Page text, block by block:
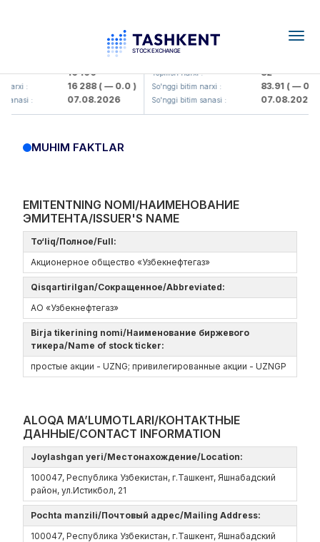
16 100
: 16 288( — 0.0 )
: 07.08.2026
KFSK (<Kafolat sug'urta
Yopilish narxi : 82
So'nggi bitim narxi : 83.91( — 0.0 )
So'nggi bitim sanasi : 07.08.2026
MUHIM FAKTLAR
EMITENTNING NOMI/НАИМЕНОВАНИЕ
ЭМИТЕНТА/ISSUER'S NAME
To‘liq/Полное/Full:
Акционерное общество «Узбекнефтегаз»
Qisqartirilgan/Сокращенное/Abbreviated:
АО «Узбекнефтегаз»
Birja tikerining nomi/Наименование биржевого
тикера/Name of stock ticker:
простые акции - UZNG; привилегированные акции - UZNGP
ALOQA MA’LUMOTLARI/КОНТАКТНЫЕ
ДАННЫЕ/CONTACT INFORMATION
Joylashgan yeri/Местонахождение/Location:
100047, Республика Узбекистан, г.Ташкент, Яшнабадский
район, ул.Истикбол, 21
Pochta manzili/Почтовый адрес/Mailing Address:
100047, Республика Узбекистан, г.Ташкент, Яшнабадский